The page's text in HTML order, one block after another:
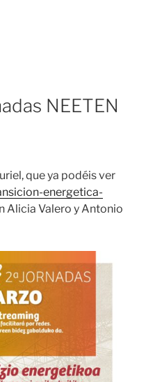
NEETEN
que ya podéis ver
energetica-
Alicia Valero y Antonio